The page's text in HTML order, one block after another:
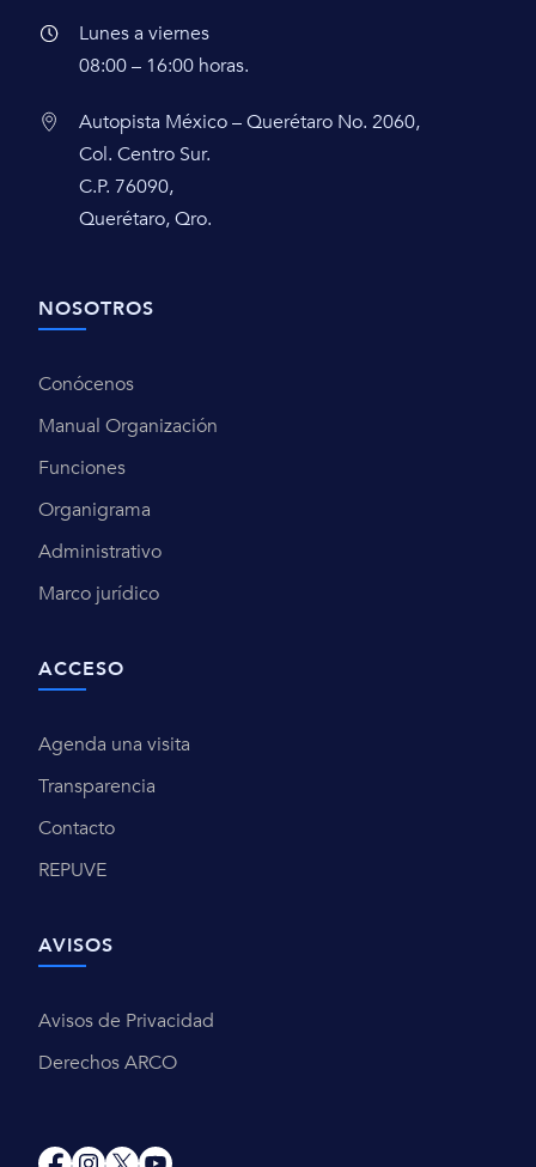
Lunes a viernes
08:00 – 16:00 horas.
Autopista México – Querétaro No. 2060,
Col. Centro Sur.
C.P. 76090,
Querétaro, Qro.
NOSOTROS
Conócenos
Manual Organización
Funciones
Organigrama
Administrativo
Marco jurídico
ACCESO
Agenda una visita
Transparencia
Contacto
REPUVE
AVISOS
Avisos de Privacidad
Derechos ARCO